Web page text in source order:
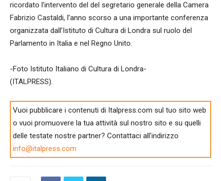
ricordato l’intervento del del segretario generale della Camera
Fabrizio Castaldi, l’anno scorso a una importante conferenza
organizzata dall’Istituto di Cultura di Londra sul ruolo del
Parlamento in Italia e nel Regno Unito.
-Foto Istituto Italiano di Cultura di Londra-
(ITALPRESS).
Vuoi pubblicare i contenuti di Italpress.com sul tuo sito web
o vuoi promuovere la tua attività sul nostro sito e su quelli
delle testate nostre partner? Contattaci all'indirizzo
info@italpress.com